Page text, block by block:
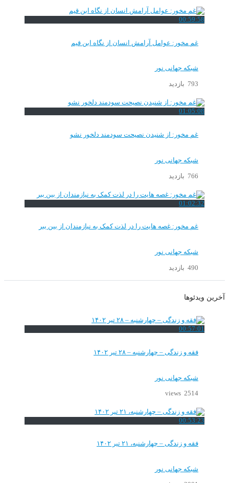
00:59:58
غم مخور: عوامل آرامش انسان از نگاه ابن قیم
شبکه جهانی نور
793 بازدید
01:05:08
غم مخور: از شنیدن نصیحت سودمند دلخور نشو
شبکه جهانی نور
766 بازدید
01:02:32
غم مخور: غصه هایت را در لذت کمک به نیازمندان از بین ببر
شبکه جهانی نور
490 بازدید
آخرین ویدئوها
00:57:01
فقه و زندگی – چهارشنبه – ۲۸ تیر ۱۴۰۲
شبکه جهانی نور
2514 views
00:53:23
فقه و زندگی – چهارشنبه، ۲۱ تیر ۱۴۰۲
شبکه جهانی نور